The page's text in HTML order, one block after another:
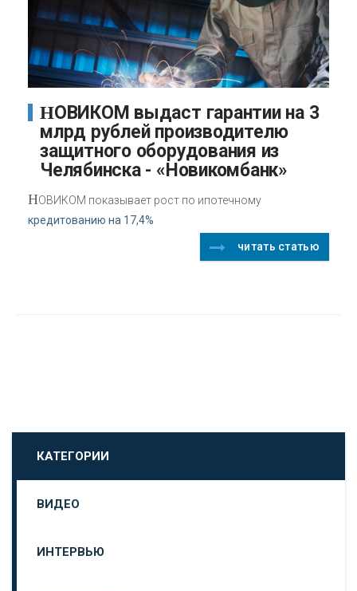
НОВИКОМ выдаст гарантии на 3
млрд рублей производителю
защитного оборудования из
Челябинска - «Новикомбанк»
НОВИКОМ показывает рост по ипотечному
кредитованию на 17,4%
читать статью
КАТЕГОРИИ
ВИДЕО
ИНТЕРВЬЮ